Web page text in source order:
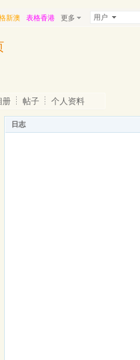
新澳 表格香港 更多 用户
册 帖子 个人资料
日志